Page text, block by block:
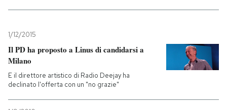
Mondo
Tecnologia
Internet
Cultura
Economia
Libri
Ok Boomer!
Altrecose
1/12/2015
Il PD ha proposto a Linus di candidarsi a
Milano
E il direttore artistico di Radio Deejay ha
declinato l'offerta con un "no grazie"